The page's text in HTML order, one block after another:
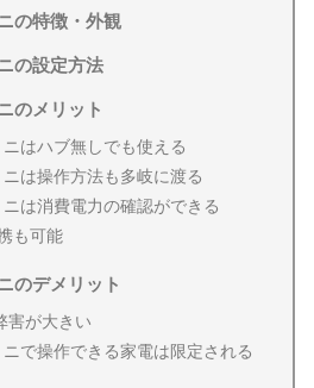
の特徴・外観
の設定方法
のメリット
はハブ無しでも使える
は操作方法も多岐に渡る
は消費電力の確認ができる
も可能
のデメリット
害が大きい
で操作できる家電は限定される